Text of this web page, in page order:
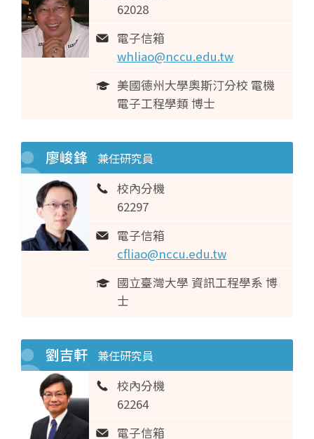
62028
電子信箱
whliao@nccu.edu.tw
美國德州大學奧斯汀分校 電機
電子工程學類 博士
廖峻鋒 兼任研究員
校內分機
62297
電子信箱
cfliao@nccu.edu.tw
國立臺灣大學 資訊工程學系 博
士
劉吉軒 兼任研究員
校內分機
62264
電子信箱